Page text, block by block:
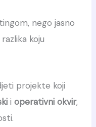
nego jasno
koju
projekte koji
i operativni okvir,